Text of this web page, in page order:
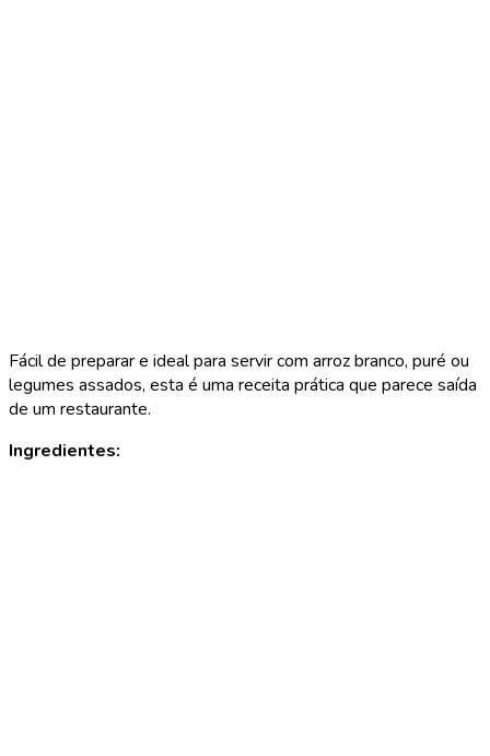
Fácil de preparar e ideal para servir com arroz branco, puré ou
legumes assados, esta é uma receita prática que parece saída
de um restaurante.
Ingredientes: